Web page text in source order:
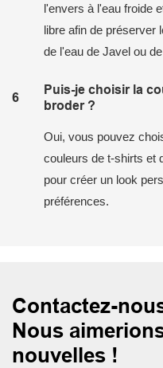
l'envers à l'eau froide
libre afin de préserver
de l'eau de Javel ou
6
Puis-je choisir la
broder ?
Oui, vous pouvez
couleurs de t-shirts et
pour créer un look
préférences.
Contactez-
Nous
nouvelles !